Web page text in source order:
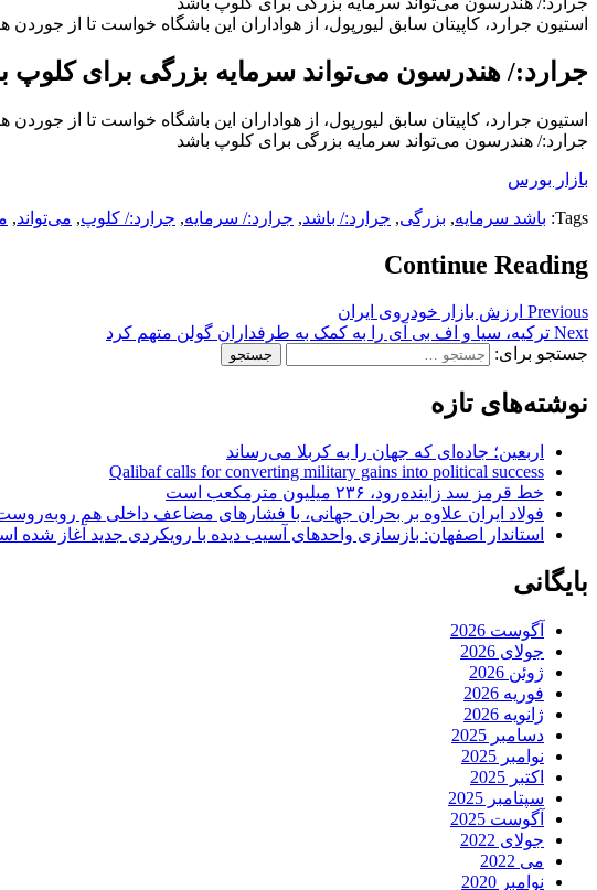
استیون جرارد، کاپیتان سابق لیورپول، از هواداران این باشگاه خواست تا از
جرارد:/ هندرسون می‌تواند سرمایه بزرگی برای کلوپ
استیون جرارد، کاپیتان سابق لیورپول، از هواداران این باشگاه خواست تا از
جرارد:/ هندرسون می‌تواند سرمایه بزرگی برای کلوپ باشد
بازار بورس
Tags: باشد سرمایه, بزرگی, جرارد:/ باشد, جرارد:/ سرمایه, جرارد:/ کلوپ, می‌تواند,
Continue Reading
Previous ارزش بازار خودروی ایران
Next ترکیه، سیا و اف بی آی را به کمک به طرفداران گولن متهم کرد
جستجو برای:
نوشته‌های تازه
اربعین؛ جاده‌ای که جهان را به کربلا می‌رساند
Qalibaf calls for converting military gains into political success
خط قرمز سد زاینده‌رود، ۲۳۶ میلیون مترمکعب است
فولاد ایران علاوه بر بحران جهانی، با فشارهای مضاعف داخلی هم
استاندار اصفهان: بازسازی واحدهای آسیب دیده با رویکردی جدید آغاز شده
بایگانی
آگوست 2026
جولای 2026
ژوئن 2026
فوریه 2026
ژانویه 2026
دسامبر 2025
نوامبر 2025
اکتبر 2025
سپتامبر 2025
آگوست 2025
جولای 2022
می 2022
نوامبر 2020